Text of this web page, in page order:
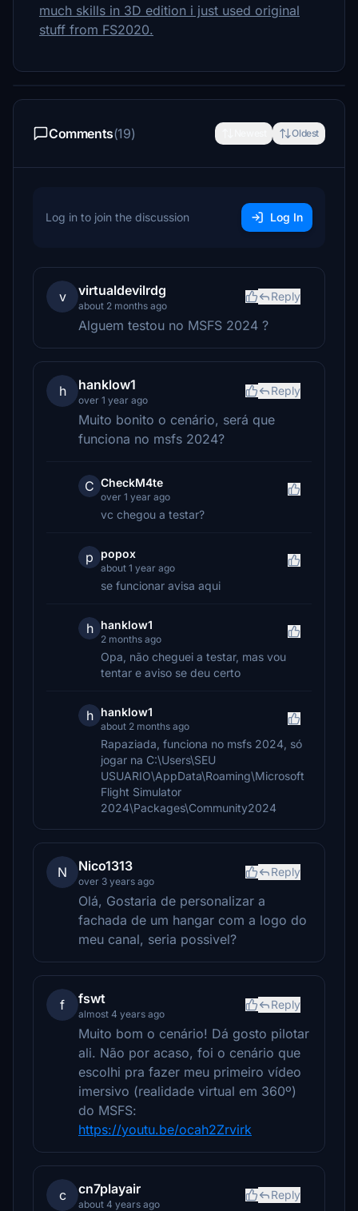
much skills in 3D edition i just used original
stuff from FS2020.
Comments(19) Oldest
Log in to join the discussion Log In
v virtualdevilrdg
about 2 months ago
Reply
Alguem testou no MSFS 2024 ?
h hanklow1
over 1 year ago
Reply
Muito bonito o cenário, será que
funciona no msfs 2024?
C CheckM4te
over 1 year ago
vc chegou a testar?
p popox
about 1 year ago
se funcionar avisa aqui
h hanklow1
2 months ago
Opa, não cheguei a testar, mas vou
tentar e aviso se deu certo
h hanklow1
about 2 months ago
Rapaziada, funciona no msfs 2024, só
jogar na C:\Users\SEU
USUARIO\AppData\Roaming\Microsoft
Flight Simulator
2024\Packages\Community2024
N Nico1313
over 3 years ago
Reply
Olá, Gostaria de personalizar a
fachada de um hangar com a logo do
meu canal, seria possivel?
f fswt
almost 4 years ago
Reply
Muito bom o cenário! Dá gosto pilotar
ali. Não por acaso, foi o cenário que
escolhi pra fazer meu primeiro vídeo
imersivo (realidade virtual em 360º)
do MSFS:
https://youtu.be/ocah2Zrvirk
c cn7playair
about 4 years ago
Reply